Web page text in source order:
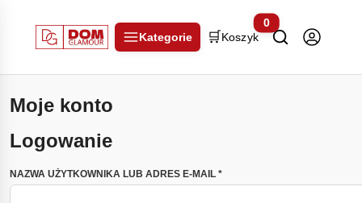
Kategorie 🛒 Koszyk
0
Moje konto
Logowanie
NAZWA UŻYTKOWNIKA LUB ADRES E-MAIL *WYMAGANE